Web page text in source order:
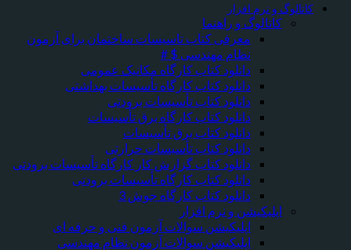
کاتالوگ و نرم افزار
کاتالوگ و راهنما
معرفی کتاب تاسیسات ساختمان برای آزمون
نظام مهندسی $ #
دانلود کتاب کارگاه مکانیک عمومی
دانلود کتاب کارگاه تأسیسات بهداشتی
دانلود کتاب تأسیسات برودتی
دانلود کتاب کارگاه برق تأسیسات
دانلود کتاب برق تأسیسات
دانلود کتاب تأسیسات حرارتی
دانلود کتاب گزارش کار کارگاه تأسیسات برودتی
دانلود کتاب کارگاه تأسیسات برودتی
دانلود کتاب کارگاه جوش 3
اپلیکیشن و نرم افزار
اپلیکیشن سوالات آزمون فنی و حرفه ای
اپلیکیشن سوالات آزمون نظام مهندسی